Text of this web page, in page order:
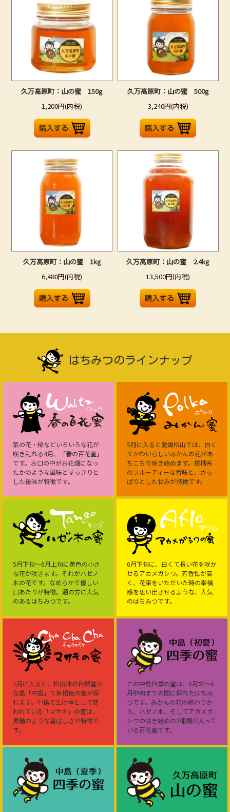
久万高原町：山の蜜 150g
1,200円(内税)
久万高原町：山の蜜 500g
3,240円(内税)
久万高原町：山の蜜 1kg
6,480円(内税)
久万高原町：山の蜜 2.4kg
13,500円(内税)
はちみつのラインナップ
菜の花・桜などいろいろな花が
咲き乱れる4月、「春の百花蜜」
です。お口の中がお花畑になっ
たかのような風味とすっきりと
した後味が特徴です。
5月に入ると愛媛松山では、白く
てかわいらしいみかんの花があ
ちこちで咲き始めます。柑橘系
のフルーティーな香味と、さっ
ぱりとした甘みが特徴です。
5月下旬～6月上旬に黄色の小さ
な花が咲きます。それがハゼノ
木の花です。なめらかで優しい
口あたりが特徴。通の方に人気
のあるはちみつです。
6月下旬に、白くて長い花を咲か
せるアカメガシワ。芳香性が高
く、花束をいただいた時の幸福
感を思い出させるような、人気
のはちみつです。
7月に入ると、松山沖の自然豊か
な島「中島」で茶褐色の蜜が採
れます。中島で生け垣として使
われている「マサキ」の蜜は、
黒糖のような香ばしさが特徴で
す。
この中島四季の蜜は、5月末～6
月中旬までの間に採れたはちみ
つです。みかんの花の終わりか
ら、ハゼノ木、そしてアカメガ
シワの咲き始めの3種類が入って
いる百花蜜です。